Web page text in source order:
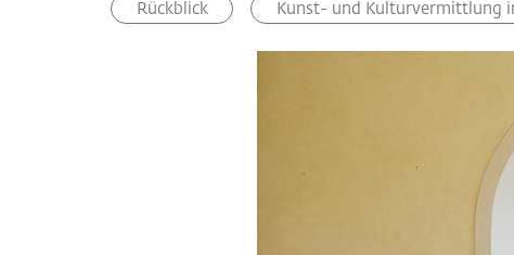
Rückblick Kunst- und Kulturvermittlung